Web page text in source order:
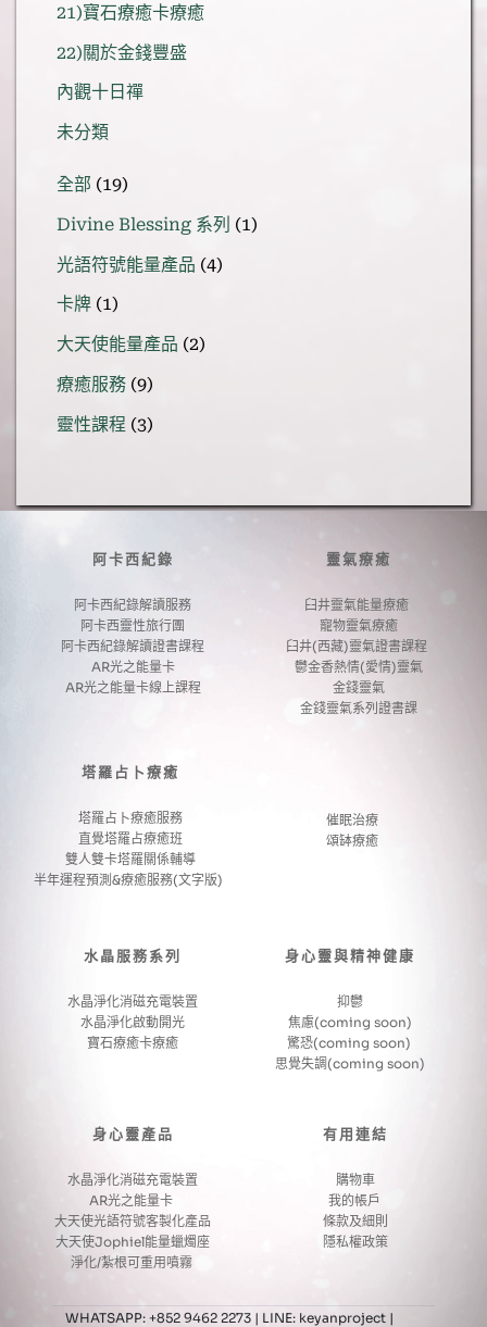
21)寶石療癒卡療癒
22)關於金錢豐盛
內觀十日禪
未分類
全部 1919
產
品
Divine Blessing 系列 11
光語符號能量產品 44
卡牌 11
產
品
大天使能量產品 22
療癒服務 99
產
靈性課程 33
阿卡西紀錄
阿卡西紀錄解讀服務
阿卡西靈性旅行團
阿卡西紀錄解讀證書課程
AR光之能量卡
AR光之能量卡線上課程
靈氣療癒
臼井靈氣能量療癒
寵物靈氣療癒
臼井(西藏)靈氣證書課程
鬱金香熱情(愛情)靈氣
金錢靈氣
金錢靈氣系列證書課
塔羅占卜療癒
塔羅占卜療癒服務
直覺塔羅占療癒班
雙人雙卡塔羅關係輔導
半年運程預測&療癒服務(文字版)
催眠治療
頌缽療癒
水晶服務系列
水晶淨化消磁充電裝置
水晶淨化啟動開光
寶石療癒卡療癒
身心靈與精神健康
抑鬱
焦慮(coming soon)
驚恐(coming soon)
思覺失調(coming soon)
身心靈產品
水晶淨化消磁充電裝置
AR光之能量卡
大天使光語符號客製化產品
大天使Jophiel能量蠟燭座
淨化/紮根可重用噴霧
有用連結
購物車
我的帳戶
條款及細則
隱私權政策
WHATSAPP: +852 9462 2273 | LINE: keyanproject